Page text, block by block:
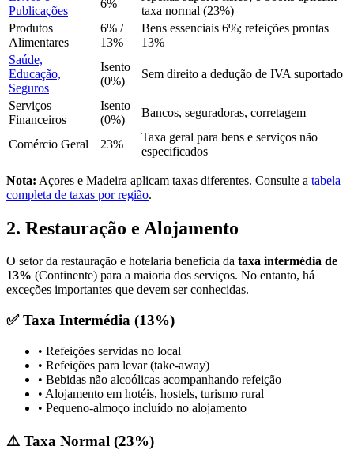
Publicações
6%
taxa normal (23%)
Produtos
Alimentares
6% /
13%
Bens essenciais 6%; refeições prontas
13%
Saúde,
Educação,
Seguros
Isento
(0%)
Sem direito a dedução de IVA suportado
Serviços
Financeiros
Isento
(0%)
Bancos, seguradoras, corretagem
Comércio Geral 23%
Taxa geral para bens e serviços não
especificados
Nota: Açores e Madeira aplicam taxas diferentes. Consulte a tabela
completa de taxas por região.
2. Restauração e Alojamento
O setor da restauração e hotelaria beneficia da taxa intermédia de
13% (Continente) para a maioria dos serviços. No entanto, há
exceções importantes que devem ser conhecidas.
✅ Taxa Intermédia (13%)
• Refeições servidas no local
• Refeições para levar (take-away)
• Bebidas não alcoólicas acompanhando refeição
• Alojamento em hotéis, hostels, turismo rural
• Pequeno-almoço incluído no alojamento
⚠️ Taxa Normal (23%)